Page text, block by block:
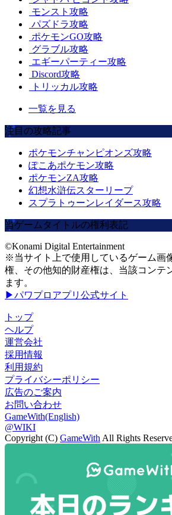
モンスト攻略
パズドラ攻略
ポケモンGO攻略
グラブル攻略
エギーパーティー攻略
Discord攻略
トリッカル攻略
一覧を見る
注目の攻略記事
ポケモンチャンピオンズ攻略
ぽこあポケモン攻略
ポケモンZA攻略
幻想水滸伝スターリープ
スプラトゥーンレイダース攻略
当ゲームタイトルの権利表記
©Konami Digital Entertainment
※当サイト上で使用しているゲーム画
権、その他知的財産権は、当該コンテ
ます。
▶パワプロアプリ公式サイト
トップ
ヘルプ
運営会社
採用情報
利用規約
プライバシーポリシー
広告のご案内
お問い合わせ
GameWith(English)
@WIKI
Copyright (C) GameWith All Rights